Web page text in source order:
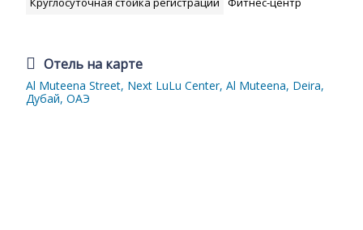
Отель на карте
Al Muteena Street, Next LuLu Center, Al Muteena, Deira,
Дубай, ОАЭ